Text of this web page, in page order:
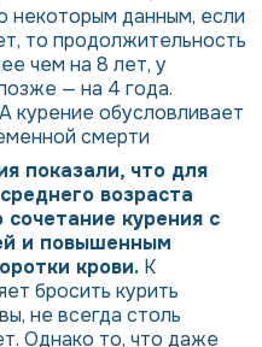
некоторым данным, если
то продолжительность
чем на 8 лет, у
— на 4 года.
курение обусловливает
смерти
показали, что для
возраста
курения с
и повышенным
крови. К
бросить курить
не всегда столь
Однако то, что даже